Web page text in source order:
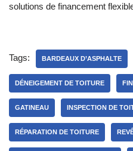
solutions de financement
Tags: BARDEAUX D’ASPHALTE
DÉNEIGEMENT DE TOITURE
GATINEAU INSPECTION DE
RÉPARATION DE TOITURE